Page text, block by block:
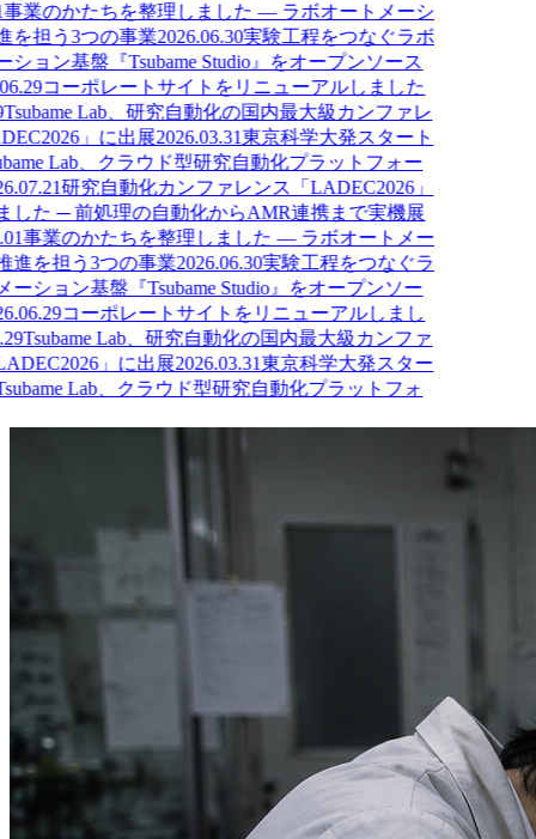
業のかたちを整理しました ― ラボオートメーシ
担う3つの事業2026.06.30実験工程をつなぐラボ
ョン基盤『Tsubame Studio』をオープンソース
コーポレートサイトをリニューアルしました
Lab、研究自動化の国内最大級カンファレ
」に出展2026.03.31東京科学大発スタート
Lab、クラウド型研究自動化プラットフォー
研究自動化カンファレンス「LADEC2026」
した ─ 前処理の自動化からAMR連携まで実機展
事業のかたちを整理しました ― ラボオートメー
進を担う3つの事業2026.06.30実験工程をつなぐラ
ション基盤『Tsubame Studio』をオープンソー
コーポレートサイトをリニューアルしまし
Tsubame Lab、研究自動化の国内最大級カンファ
」に出展2026.03.31東京科学大発スター
Lab、クラウド型研究自動化プラットフォ